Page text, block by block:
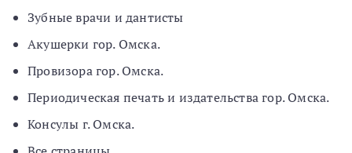
Зубные врачи и дантисты
Акушерки гор. Омска.
Провизора гор. Омска.
Периодическая печать и издательства гор. Омска.
Консулы г. Омска.